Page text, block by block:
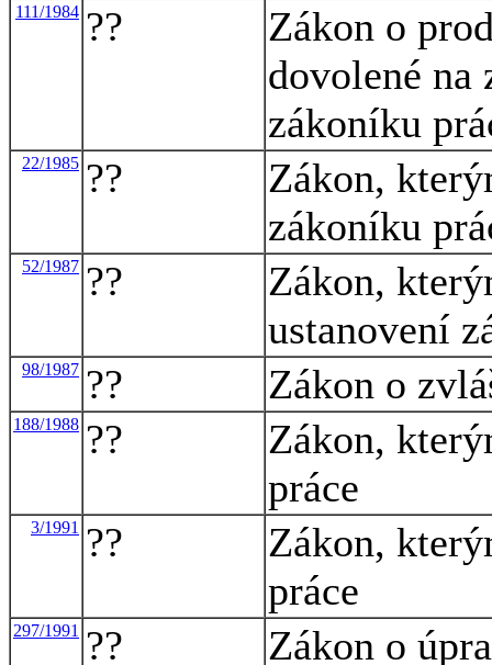
111/1984 ??
Zákon o
dovolené na
zákoníku
22/1985 ??
Zákon,
zákoníku
52/1987 ??
Zákon,
ustanovení
98/1987 ?? Zákon o
188/1988 ??
Zákon,
práce
3/1991 ??
Zákon,
práce
297/1991 ??
Zákon o